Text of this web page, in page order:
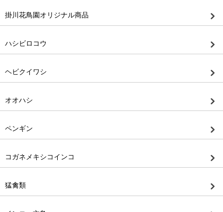
掛川花鳥園オリジナル商品
ハシビロコウ
ヘビクイワシ
オオハシ
ペンギン
コガネメキシコインコ
猛禽類